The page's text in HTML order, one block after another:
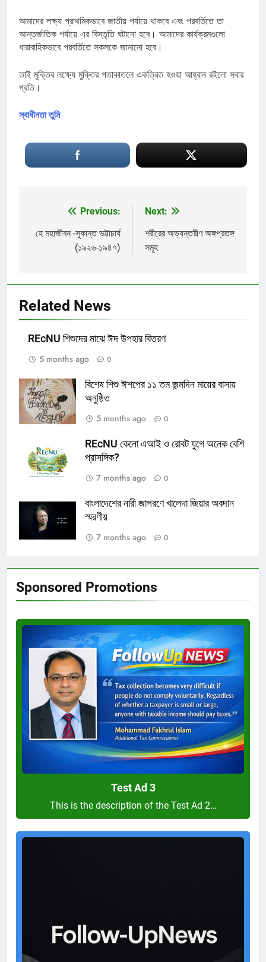
আমাদের লক্ষ্য প্রাথমিকভাবে জাতীয় পর্যায়ে থাকবে এবং পরবর্তিতে তা
আন্তর্জাতিক পর্যায়ে এর বিস্তৃতি ঘটানো হবে। আমাদের কার্যক্রমগুলো
ধারাবাহিকভাবে পরবর্তিতে সকলকে জানানো হবে।
তাই মুক্তির লক্ষ্যে মুক্তির পতাকাতলে একত্রিত হওয়া আহ্বান রইলো সবার
প্রতি।
স্বাধীনতা তুমি
navigation
Previous:
হে মহাজীবন -সুকান্ত ভট্টাচার্য
(১৯২৬-১৯৪৭)
Next:
শরীরের অভ্যন্তরীণ অঙ্গপ্রতঙ্গ
সমূহ
Related News
REcNU শিশুদের মাঝে ঈদ উপহার বিতরণ
5 months ago
0
বিশেষ শিশু ঈশপের ১১ তম জন্মদিন মায়ের বাসায়
অনুষ্ঠিত
5 months ago
0
REcNU কেনো এআই ও রোবট যুগে অনেক বেশি
প্রাসঙ্গিক?
7 months ago
0
বাংলাদেশের নারী জাগরণে খালেদা জিয়ার অবদান
স্মরণীয়
7 months ago
0
Sponsored Promotions
Ad
3
Test Ad 3
This is the description of the Test Ad 2…